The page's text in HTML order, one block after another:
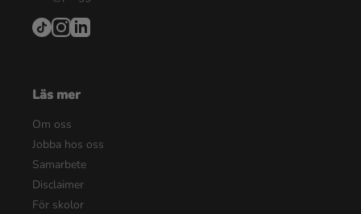
Läs mer
Om oss
Jobba hos oss
Samarbete
Disclaimer
För skolor